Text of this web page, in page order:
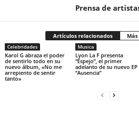
Prensa de
Artículos relacionados
Celebridades
Karol G abraza el poder
de sentirlo todo en su
nuevo álbum, «No me
arrepiento de sentir
tanto»
Musica
Lyon La F presenta
“Espejo”, el primer
adelanto de su nuevo EP
“Ausencia”